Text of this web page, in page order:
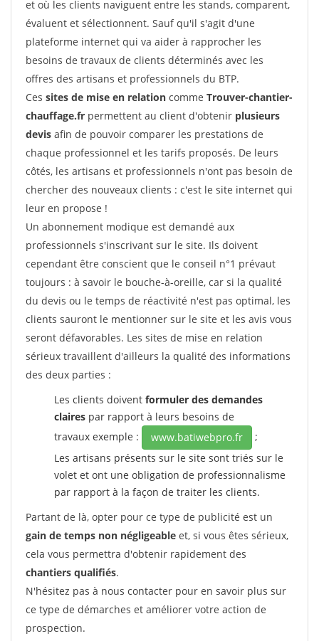
et où les clients naviguent entre les stands, comparent,
évaluent et sélectionnent. Sauf qu'il s'agit d'une
plateforme internet qui va aider à rapprocher les
besoins de travaux de clients déterminés avec les
offres des artisans et professionnels du BTP.
Ces sites de mise en relation comme Trouver-chantier-
chauffage.fr permettent au client d'obtenir plusieurs
devis afin de pouvoir comparer les prestations de
chaque professionnel et les tarifs proposés. De leurs
côtés, les artisans et professionnels n'ont pas besoin de
chercher des nouveaux clients : c'est le site internet qui
leur en propose !
Un abonnement modique est demandé aux
professionnels s'inscrivant sur le site. Ils doivent
cependant être conscient que le conseil n°1 prévaut
toujours : à savoir le bouche-à-oreille, car si la qualité
du devis ou le temps de réactivité n'est pas optimal, les
clients sauront le mentionner sur le site et les avis vous
seront défavorables. Les sites de mise en relation
sérieux travaillent d'ailleurs la qualité des informations
des deux parties :
Les clients doivent formuler des demandes
claires par rapport à leurs besoins de
travaux exemple :
www.batiwebpro.fr
;
Les artisans présents sur le site sont triés sur le
volet et ont une obligation de professionnalisme
par rapport à la façon de traiter les clients.
Partant de là, opter pour ce type de publicité est un
gain de temps non négligeable et, si vous êtes sérieux,
cela vous permettra d'obtenir rapidement des
chantiers qualifiés.
N'hésitez pas à nous contacter pour en savoir plus sur
ce type de démarches et améliorer votre action de
prospection.